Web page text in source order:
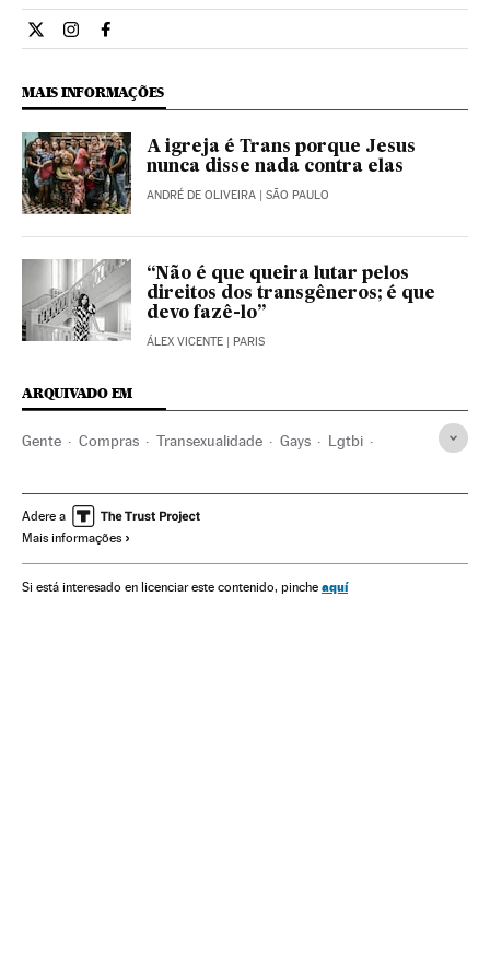
Cultura El País Brasil en Twitter
Cultura El País Brasil en Instagram
Cultura El País Brasil en Facebook
MAIS INFORMAÇÕES
A igreja é Trans porque Jesus
nunca disse nada contra elas
ANDRÉ DE OLIVEIRA | SÃO PAULO
“Não é que queira lutar pelos
direitos dos transgêneros; é que
devo fazê-lo”
ÁLEX VICENTE | PARIS
ARQUIVADO EM
Gente Compras Transexualidade Gays Lgtbi
Brasil Consumidores Grupos sociais
Sociedade
Adere a
Mais informações
Si está interesado en licenciar este contenido, pinche aquí